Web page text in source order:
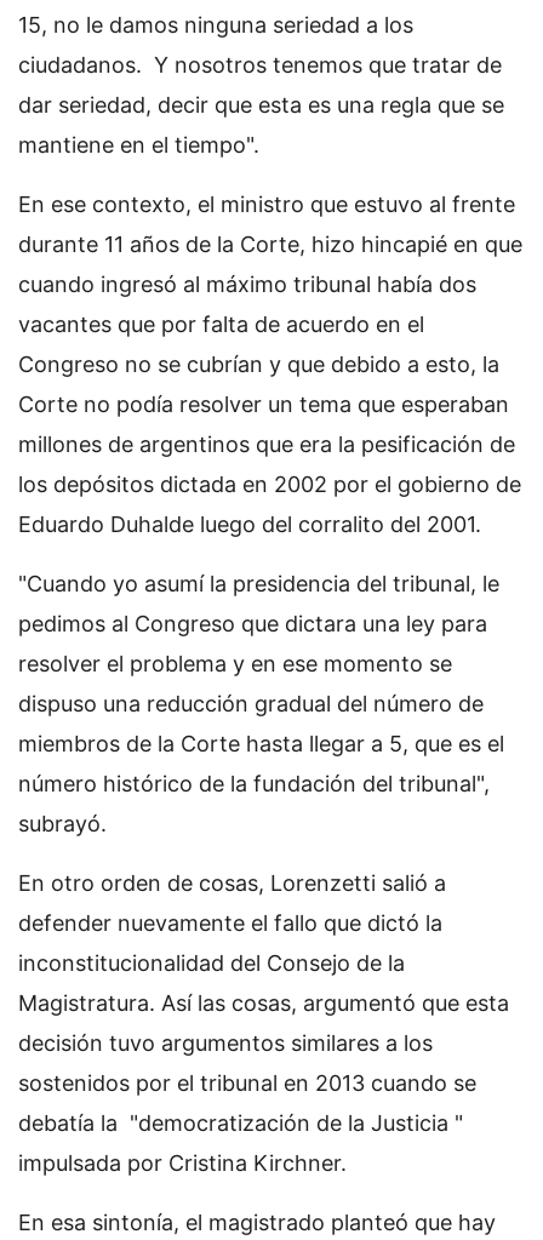
15, no le damos ninguna seriedad a los
ciudadanos. Y nosotros tenemos que tratar de
dar seriedad, decir que esta es una regla que se
mantiene en el tiempo".
En ese contexto, el ministro que estuvo al frente
durante 11 años de la Corte, hizo hincapié en que
cuando ingresó al máximo tribunal había dos
vacantes que por falta de acuerdo en el
Congreso no se cubrían y que debido a esto, la
Corte no podía resolver un tema que esperaban
millones de argentinos que era la pesificación de
los depósitos dictada en 2002 por el gobierno de
Eduardo Duhalde luego del corralito del 2001.
"Cuando yo asumí la presidencia del tribunal, le
pedimos al Congreso que dictara una ley para
resolver el problema y en ese momento se
dispuso una reducción gradual del número de
miembros de la Corte hasta llegar a 5, que es el
número histórico de la fundación del tribunal",
subrayó.
En otro orden de cosas, Lorenzetti salió a
defender nuevamente el fallo que dictó la
inconstitucionalidad del Consejo de la
Magistratura. Así las cosas, argumentó que esta
decisión tuvo argumentos similares a los
sostenidos por el tribunal en 2013 cuando se
debatía la "democratización de la Justicia "
impulsada por Cristina Kirchner.
En esa sintonía, el magistrado planteó que hay